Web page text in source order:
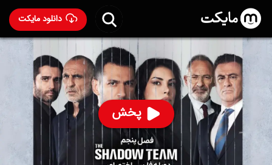
دانلود مایکت
پخش
سریال تشکیلات با دوبله فارسی- The Shadow Team 2021
۱,۲۲۹ 91% ۶.۰
ساخت ترکیه سال 2021
رده سنی ۱۸+
ترکی
سریال اکشن درام